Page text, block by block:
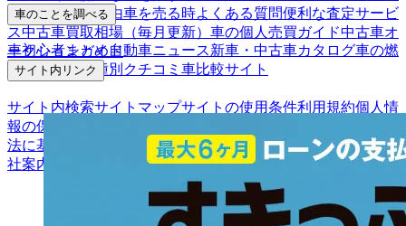
定が選ばれる理由車を売る時よくある質問便利な査定サービ
ス中古車買取相場（毎月更新） 車の個人売買ガイド中古車オ
ークションガイド
車のことを調べる
車初心者まとめ自動車ニュース新車・中古車カタログ車の燃
費を調べる車種別クチコミ 車比較サイト
サイト内リンク
サイト内検索サイトマップサイトの使用条件利用規約個人情
報の保護について
法に基づく表示
アフィリエイトパートナー募集お客様の声会
社案内